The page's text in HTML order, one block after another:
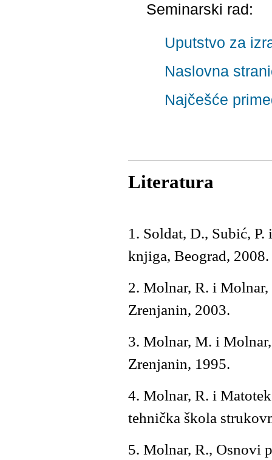
Seminarski rad:
Uputstvo za
Naslovna
Najčešće
Literatura
1. Soldat, D., Subić,
knjiga, Beograd, 2008.
2. Molnar, R. i Molnar,
Zrenjanin, 2003.
3. Molnar, M. i
Zrenjanin, 1995.
4. Molnar, R. i
tehnička škola
5. Molnar, R., Osnovi